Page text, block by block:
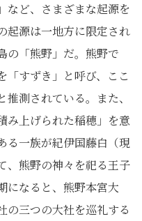
など、さまざまな起源を
起源は一地方に限定され
の「熊野」だ。熊野で
「すずき」と呼び、ここ
測されている。また、
み上げられた稲穂」を意
る一族が紀伊国藤白（現
、熊野の神々を祀る王子
になると、熊野本宮大
の三つの大社を巡礼する